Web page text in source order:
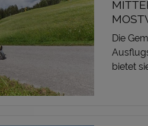
Die
bietet